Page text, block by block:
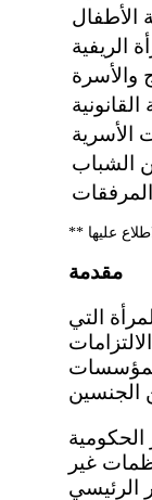
الأطفال
الشباب
مقدمة
ضد المرأة التي
مسؤولية تنفيذ الالتزامات
غير